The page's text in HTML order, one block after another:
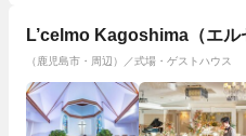
L’celmo Kagoshima（エル
（鹿児島市・周辺）／式場・ゲストハウス